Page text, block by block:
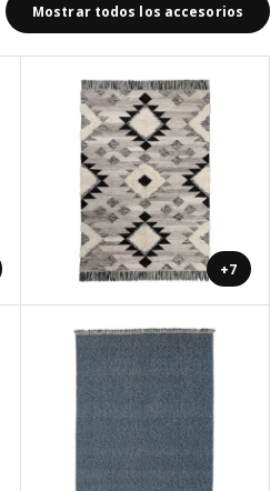
Mostrar todos los accesorios
+7